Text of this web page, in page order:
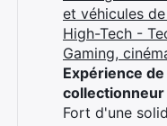
et véhicules
High-Tech -
Gaming,
Expérience
collectionneur
Fort d'une
Rechercher